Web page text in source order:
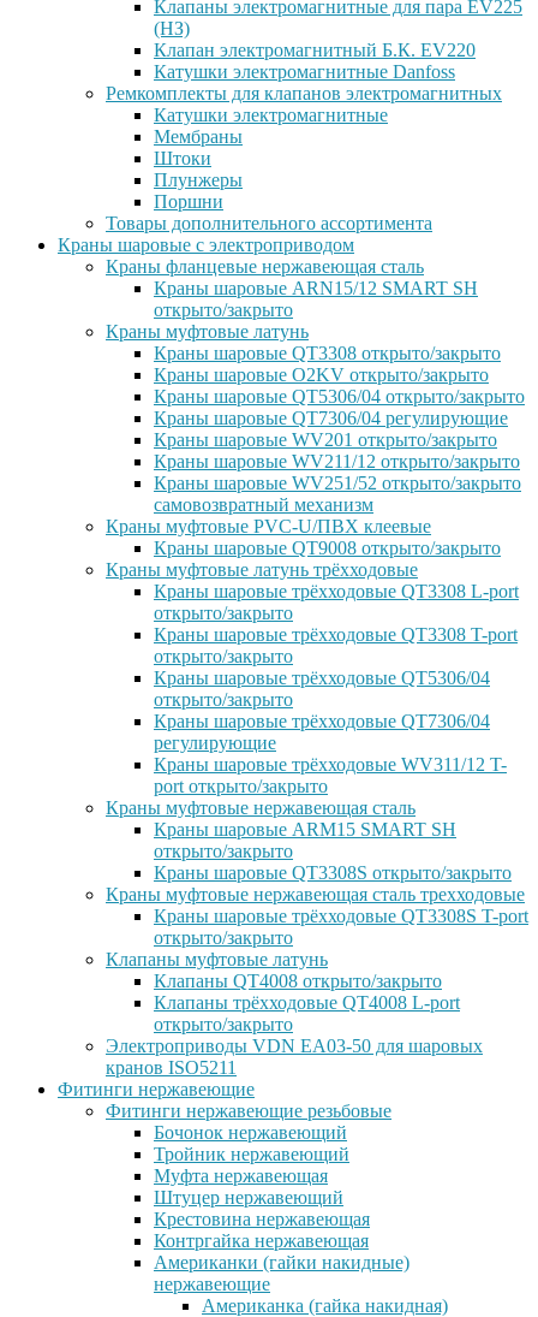
Клапаны электромагнитные для пара EV225
(НЗ)
Клапан электромагнитный Б.К. EV220
Катушки электромагнитные Danfoss
Ремкомплекты для клапанов электромагнитных
Катушки электромагнитные
Мембраны
Штоки
Плунжеры
Поршни
Товары дополнительного ассортимента
Краны шаровые с электроприводом
Краны фланцевые нержавеющая сталь
Краны шаровые ARN15/12 SMART SH
открыто/закрыто
Краны муфтовые латунь
Краны шаровые QT3308 открыто/закрыто
Краны шаровые O2KV открыто/закрыто
Краны шаровые QT5306/04 открыто/закрыто
Краны шаровые QT7306/04 регулирующие
Краны шаровые WV201 открыто/закрыто
Краны шаровые WV211/12 открыто/закрыто
Краны шаровые WV251/52 открыто/закрыто
самовозвратный механизм
Краны муфтовые PVC-U/ПВХ клеевые
Краны шаровые QT9008 открыто/закрыто
Краны муфтовые латунь трёхходовые
Краны шаровые трёхходовые QT3308 L-port
открыто/закрыто
Краны шаровые трёхходовые QT3308 T-port
открыто/закрыто
Краны шаровые трёхходовые QT5306/04
открыто/закрыто
Краны шаровые трёхходовые QT7306/04
регулирующие
Краны шаровые трёхходовые WV311/12 T-
port открыто/закрыто
Краны муфтовые нержавеющая сталь
Краны шаровые ARM15 SMART SH
открыто/закрыто
Краны шаровые QT3308S открыто/закрыто
Краны муфтовые нержавеющая сталь трехходовые
Краны шаровые трёхходовые QT3308S T-port
открыто/закрыто
Клапаны муфтовые латунь
Клапаны QT4008 открыто/закрыто
Клапаны трёхходовые QT4008 L-port
открыто/закрыто
Электроприводы VDN EA03-50 для шаровых
кранов ISO5211
Фитинги нержавеющие
Фитинги нержавеющие резьбовые
Бочонок нержавеющий
Тройник нержавеющий
Муфта нержавеющая
Штуцер нержавеющий
Крестовина нержавеющая
Контргайка нержавеющая
Американки (гайки накидные)
нержавеющие
Американка (гайка накидная)